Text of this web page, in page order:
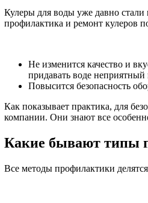
Кулеры для воды уже давно
профилактика и ремонт кулеров
Не изменится качество и
придавать воде неприятный
Повысится безопасность
Как показывает практика, для
компании. Они знают все
Какие бывают типы
Все методы профилактики